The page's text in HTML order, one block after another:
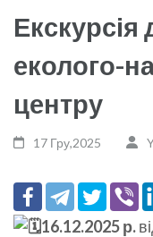
еколого-
центру
17 Гру,2025
16.12.2025 р.